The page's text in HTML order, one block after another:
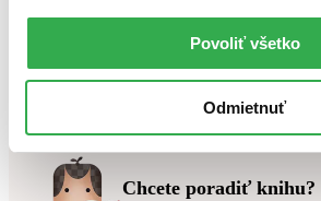
Povoliť všetko
Odmietnuť
Z kolekcie Dizajn - Knihy roka 2019na
Skúste prosím zmeniť vyhľadávaný výraz.
Chcete poradiť knihu?